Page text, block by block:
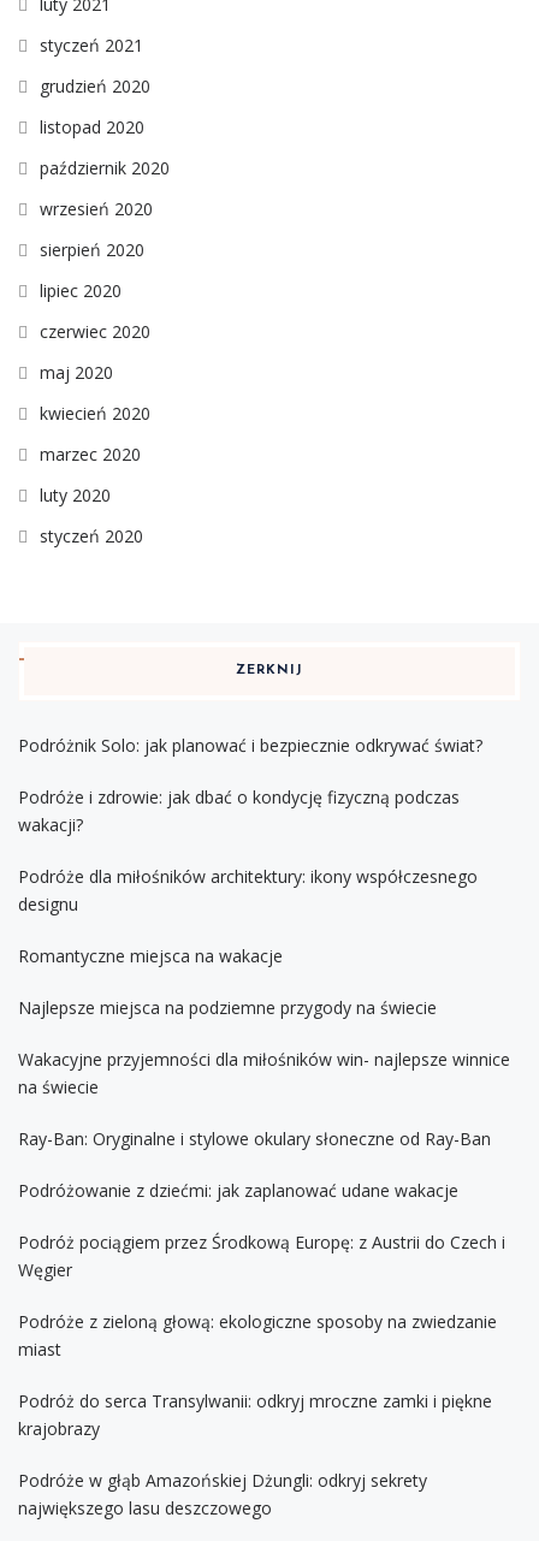
styczeń 2021
grudzień 2020
listopad 2020
październik 2020
wrzesień 2020
sierpień 2020
lipiec 2020
czerwiec 2020
maj 2020
kwiecień 2020
marzec 2020
luty 2020
styczeń 2020
ZERKNIJ
Podróżnik Solo: jak planować i bezpiecznie odkrywać świat?
Podróże i zdrowie: jak dbać o kondycję fizyczną podczas
wakacji?
Podróże dla miłośników architektury: ikony współczesnego
designu
Romantyczne miejsca na wakacje
Najlepsze miejsca na podziemne przygody na świecie
Wakacyjne przyjemności dla miłośników win- najlepsze winnice
na świecie
Ray-Ban: Oryginalne i stylowe okulary słoneczne od Ray-Ban
Podróżowanie z dziećmi: jak zaplanować udane wakacje
Podróż pociągiem przez Środkową Europę: z Austrii do Czech i
Węgier
Podróże z zieloną głową: ekologiczne sposoby na zwiedzanie
miast
Podróż do serca Transylwanii: odkryj mroczne zamki i piękne
krajobrazy
Podróże w głąb Amazońskiej Dżungli: odkryj sekrety
największego lasu deszczowego